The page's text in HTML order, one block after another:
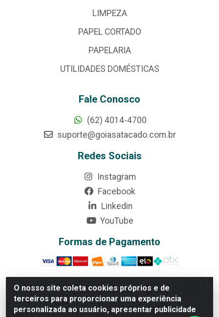
O nosso site coleta cookies próprios e de
terceiros para proporcionar uma experiência
personalizada ao usuário, apresentar publicidade
LIMPEZA
PAPEL CORTADO
PAPELARIA
UTILIDADES DOMÉSTICAS
Fale Conosco
(62) 4014-4700
suporte@goiasatacado.com.br
Redes Sociais
Instagram
Facebook
Linkedin
YouTube
Formas de Pagamento
Rede Brasil - Avenida Universitária, nº 3860, Jardim das
Américas II Etapa - Anápolis/GO - CEP 75070-415 -